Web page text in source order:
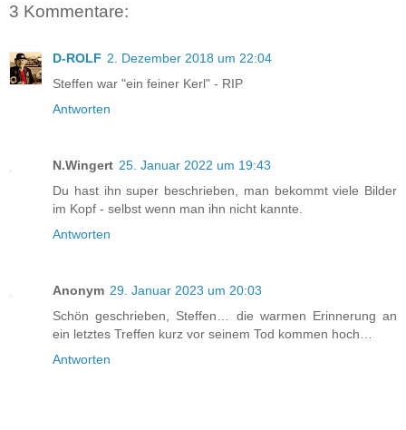
3 Kommentare:
D-ROLF 2. Dezember 2018 um 22:04
Steffen war "ein feiner Kerl" - RIP
Antworten
N.Wingert 25. Januar 2022 um 19:43
Du hast ihn super beschrieben, man bekommt viele Bilder
im Kopf - selbst wenn man ihn nicht kannte.
Antworten
Anonym 29. Januar 2023 um 20:03
Schön geschrieben, Steffen… die warmen Erinnerung an
ein letztes Treffen kurz vor seinem Tod kommen hoch…
Antworten